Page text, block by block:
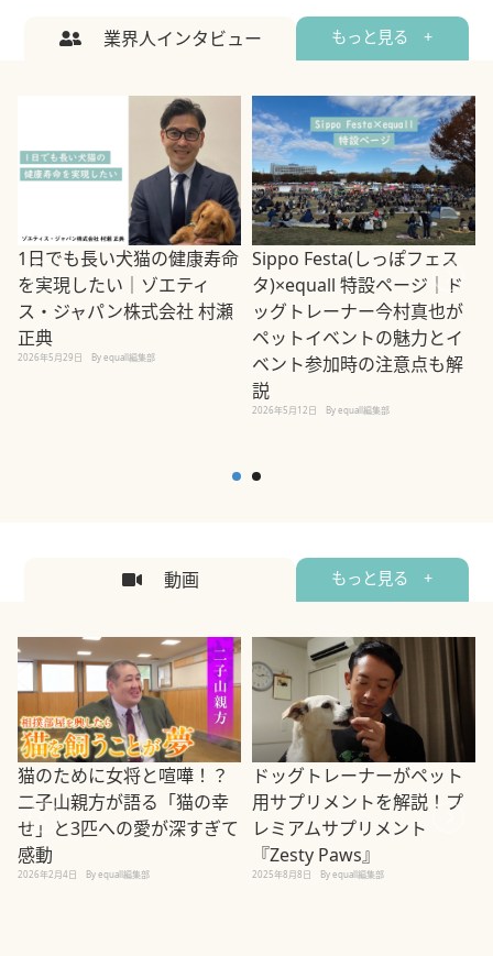
業界人インタビュー もっと見る +
1日でも長い犬猫の健康寿命
を実現したい｜ゾエティ
ス・ジャパン株式会社 村瀬
正典
2026年5月29日 By equall編集部
Sippo Festa(しっぽフェス
タ)×equall 特設ページ｜ド
ッグトレーナー今村真也が
ペットイベントの魅力とイ
ベント参加時の注意点も解
説
2026年5月12日 By equall編集部
動画 もっと見る +
猫のために女将と喧嘩！？
二子山親方が語る「猫の幸
せ」と3匹への愛が深すぎて
感動
2026年2月4日 By equall編集部
ドッグトレーナーがペット
用サプリメントを解説！プ
レミアムサプリメント
『Zesty Paws』
2025年8月8日 By equall編集部